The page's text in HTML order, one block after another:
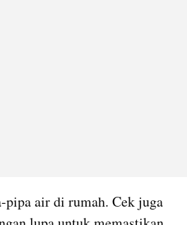
pipa air di rumah. Cek juga